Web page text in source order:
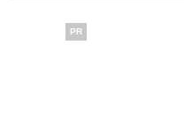
PR